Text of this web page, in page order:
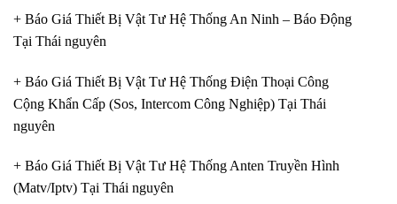
+ Báo Giá Thiết Bị Vật Tư Hệ Thống An Ninh – Báo Động
Tại Thái nguyên
+ Báo Giá Thiết Bị Vật Tư Hệ Thống Điện Thoại Công
Cộng Khẩn Cấp (Sos, Intercom Công Nghiệp) Tại Thái
nguyên
+ Báo Giá Thiết Bị Vật Tư Hệ Thống Anten Truyền Hình
(Matv/Iptv) Tại Thái nguyên